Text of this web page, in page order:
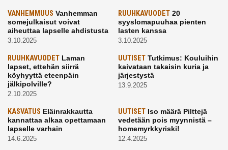
VANHEMMUUS Vanhemman
somejulkaisut voivat
aiheuttaa lapselle ahdistusta
3.10.2025
RUUHKAVUODET20
syyslomapuuhaa pienten
lasten kanssa
3.10.2025
RUUHKAVUODET Laman
lapset, ettehän siirrä
köyhyyttä eteenpäin
jälkipolville?
2.10.2025
UUTISETTutkimus: Kouluihin
kaivataan takaisin kuria ja
järjestystä
13.9.2025
KASVATUS Eläinrakkautta
kannattaa alkaa opettamaan
lapselle varhain
14.6.2025
UUTISETIso määrä Pilttejä
vedetään pois myynnistä –
homemyrkkyriski!
12.4.2025